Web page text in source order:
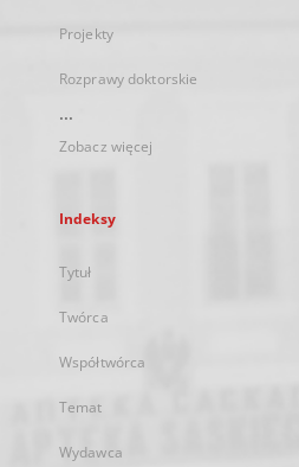
Projekty
Rozprawy doktorskie
...
Zobacz więcej
Indeksy
Tytuł
Twórca
Współtwórca
Temat
Wydawca